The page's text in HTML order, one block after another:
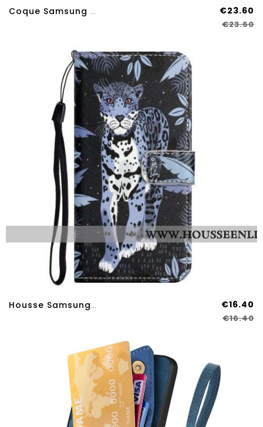
Coque Samsung Galaxy A17 4G / A17 5G Camshield Pro NILLKIN Avec Protection Caméra Coulissante €23.60
€23.60
Housse Samsung Galaxy A17 4G / 5G Léopard €16.40
€16.40